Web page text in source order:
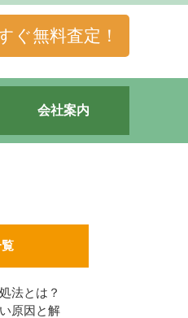
ぐ無料査定！
会社案内
法とは？
原因と解